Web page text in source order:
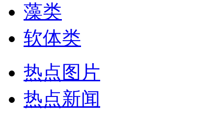
藻类
软体类
热点图片
热点新闻